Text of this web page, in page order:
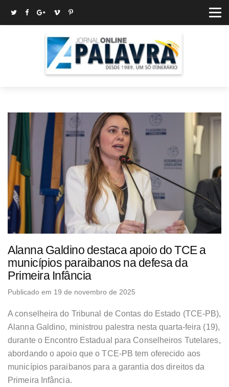
Alanna Galdino destaca apoio do TCE a
municípios paraibanos na defesa da
Primeira Infância
Publicado em 19 de novembro de 2025
A conselheira do Tribunal de Contas do Estado (TCE-PB),
Alanna Galdino, ministrou palestra nesta quarta-feira (19),
durante o Encontro Estadual para Conselheiros Tutelares,
abordando o apoio que o TCE-PB tem oferecido aos
municípios paraibanos para a garantia dos direitos da
Primeira Infância.